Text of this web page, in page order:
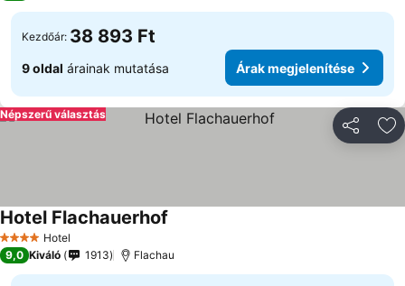
Kezdőár: 38 893 Ft
9 oldal árainak mutatása Árak megjelenítése
Népszerű választás
4 KategóriaHotel
Hotel Flachauerhof
9,0 Kiváló 1913 Flachau